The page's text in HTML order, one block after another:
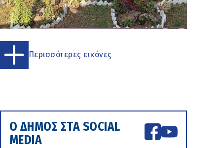
Περισσότερες εικόνες
Ο ΔΗΜΟΣ ΣΤΑ SOCIAL
MEDIA